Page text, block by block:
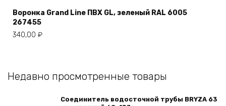
Воронка Grand Line ПВХ GL, зеленый RAL 6005
267455
340,00 ₽
Недавно просмотренные товары
Соединитель водосточной трубы BRYZA 63